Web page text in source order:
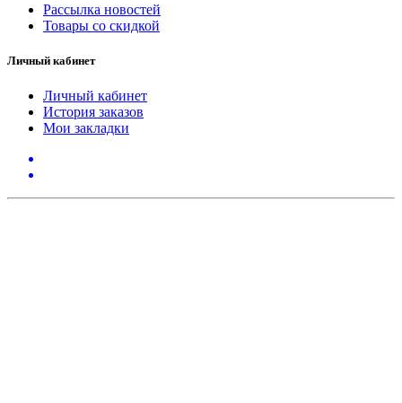
Рассылка новостей
Товары со скидкой
Личный кабинет
Личный кабинет
История заказов
Мои закладки